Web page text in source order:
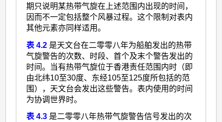
期只说明某热带气旋在上述范围内出现的时间，
因而不一定包括整个风暴过程。这个限制对表内
其他元素亦同样适用。
表 4.2 是天文台在二零零八年为船舶发出的热带
气旋警告的次数、时段、首个及末个警告发出的
时间。当有热带气旋位于香港责任范围内时（即
由北纬10至30度、东经105至125度所包括的范
围），天文台会发出这些警告。表内使用的时间
为协调世界时。
表 4.3 是二零零八年热带气旋警告信号发出的次